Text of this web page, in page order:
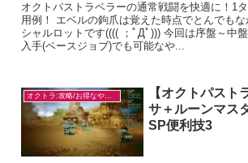
オクトパストラベラーの通常戦闘を快適に！1
用例！ エベルの鉤爪は覚えた時点でとんでもな
シャルロットです(((( ；ﾟДﾟ))) 今回は序盤～中
入手(ベースジョブ)でも可能なや...
オクトラ:攻略/お得なやり方
【オクトパスト
サ＋ルーンマス
SP便利技3